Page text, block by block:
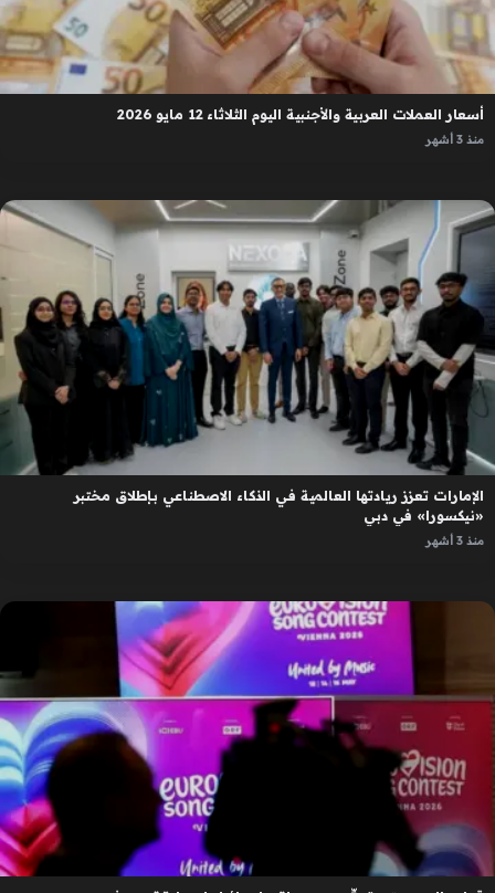
أسعار العملات العربية والأجنبية اليوم الثلاثاء 12 مايو 2026
منذ 3 أشهر
الإمارات تعزز ريادتها العالمية في الذكاء الاصطناعي بإطلاق مختبر
«نيكسورا» في دبي
منذ 3 أشهر